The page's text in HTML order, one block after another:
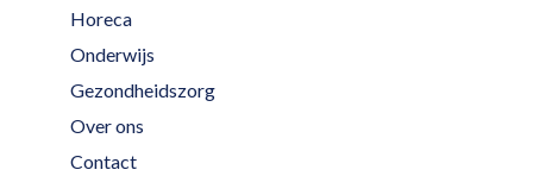
Horeca
Onderwijs
Gezondheidszorg
Over ons
Contact